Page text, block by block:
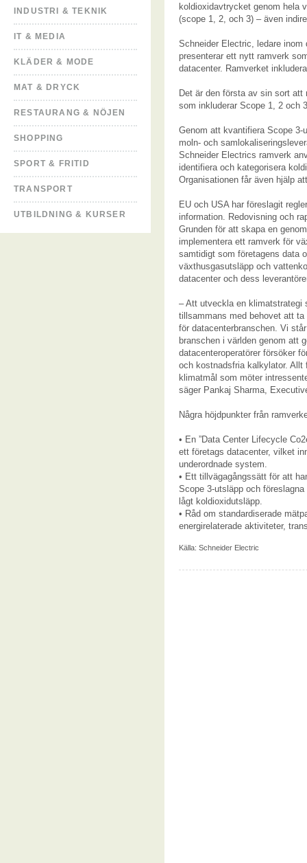
INDUSTRI & TEKNIK
IT & MEDIA
KLÄDER & MODE
MAT & DRYCK
RESTAURANG & NÖJEN
SHOPPING
SPORT & FRITID
TRANSPORT
UTBILDNING & KURSER
koldioxidavtrycket genom hela
(scope 1, 2, och 3) – även
Schneider Electric, ledare inom
presenterar ett nytt ramverk
datacenter. Ramverket
Det är den första av sin sort
som inkluderar Scope 1, 2 och
Genom att kvantifiera Scope 3-
moln- och
Schneider Electrics ramverk
identifiera och kategorisera
Organisationen får även hjälp
EU och USA har föreslagit
information. Redovisning och
Grunden för att skapa en
implementera ett ramverk för
samtidigt som företagens data
växthusgasutsläpp och
datacenter och dess
– Att utveckla en klimatstrategi
tillsammans med behovet att
för datacenterbranschen. Vi
branschen i världen genom att
datacenteroperatörer försöker
och kostnadsfria kalkylator. Allt
klimatmål som möter
säger Pankaj Sharma,
Några höjdpunkter från
• En ”Data Center Lifecycle
ett företags datacenter, vilket
underordnade system.
• Ett tillvägagångssätt för att
Scope 3-utsläpp och
lågt koldioxidutsläpp.
• Råd om standardiserade
energirelaterade aktiviteter,
Källa: Schneider Electric